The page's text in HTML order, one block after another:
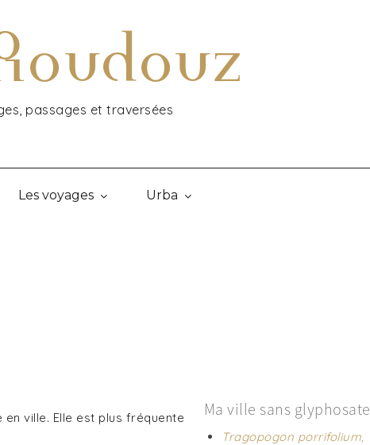
passages et traversées
Les voyages Urba
ville. Elle est plus fréquente
Ma ville sans glyphosate
Tragopogon porrifolium,